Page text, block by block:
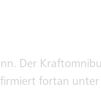
Der
fortan